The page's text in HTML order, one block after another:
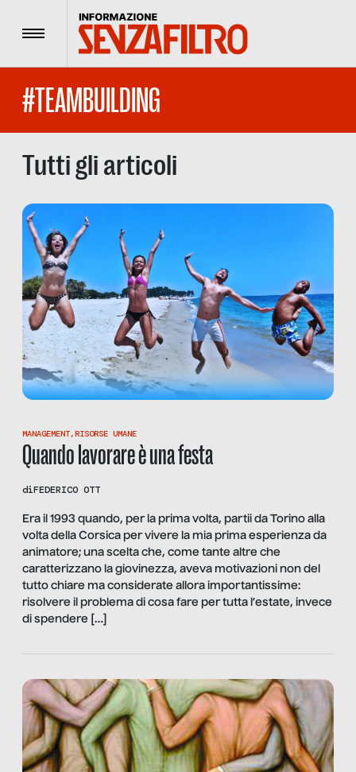
Menu
#TEAMBUILDING
Tutti gli articoli
MANAGEMENT,RISORSE UMANE
Quando lavorare è una festa
diFEDERICO OTT
Era il 1993 quando, per la prima volta, partii da Torino alla
volta della Corsica per vivere la mia prima esperienza da
animatore; una scelta che, come tante altre che
caratterizzano la giovinezza, aveva motivazioni non del
tutto chiare ma considerate allora importantissime:
risolvere il problema di cosa fare per tutta l’estate, invece
di spendere […]